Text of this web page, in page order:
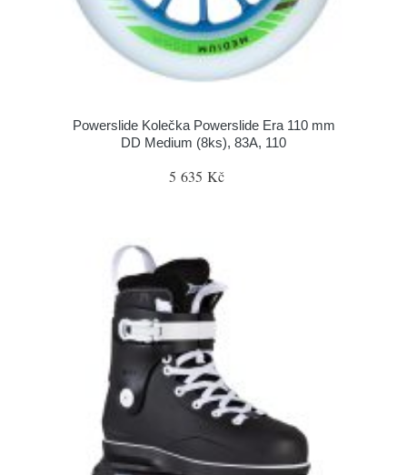
Powerslide Kolečka Powerslide Era 110 mm
DD Medium (8ks), 83A, 110
5 635 Kč